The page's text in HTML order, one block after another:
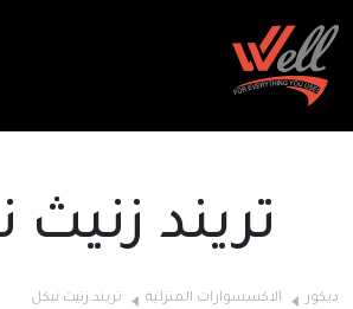
تريند زنيث
ديكور الاكسسوارات المنزلية تريند زنيث نيكل